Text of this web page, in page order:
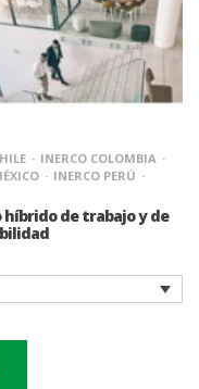
INERCO COLOMBIA
INERCO PERÚ
híbrido de trabajo y de